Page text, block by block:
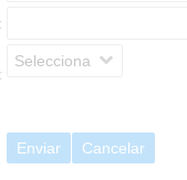
Selecciona
Enviar Cancelar